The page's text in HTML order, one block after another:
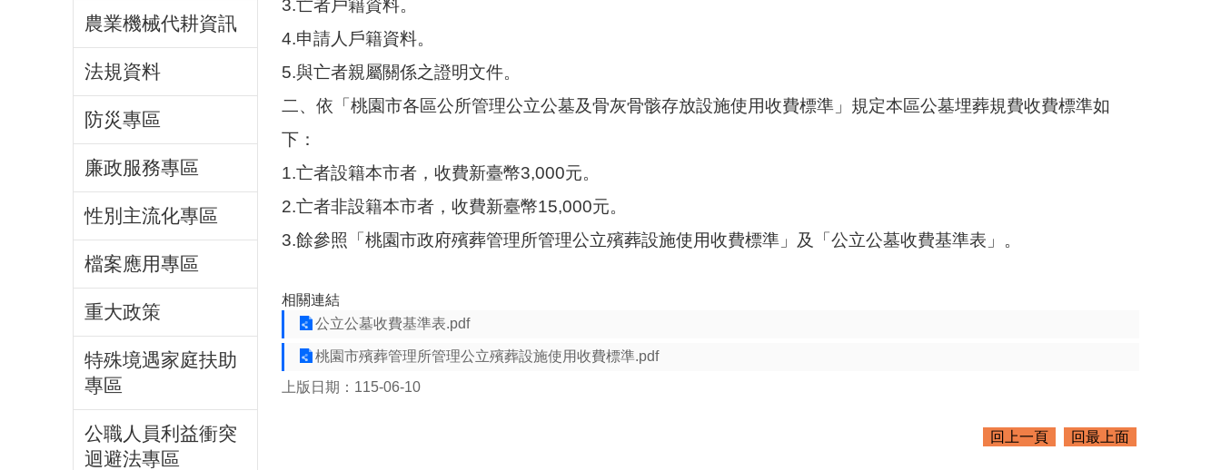
農業機械代耕資訊
法規資料
防災專區
廉政服務專區
性別主流化專區
檔案應用專區
重大政策
特殊境遇家庭扶助
專區
公職人員利益衝突
迴避法專區
3.亡者戶籍資料。
4.申請人戶籍資料。
5.與亡者親屬關係之證明文件。
二、依「桃園市各區公所管理公立公墓及骨灰骨骸存放設施使用收費標準」規定本區公墓埋葬規費收費標準如
下：
1.亡者設籍本市者，收費新臺幣3,000元。
2.亡者非設籍本市者，收費新臺幣15,000元。
3.餘參照「桃園市政府殯葬管理所管理公立殯葬設施使用收費標準」及「公立公墓收費基準表」。
相關連結
公立公墓收費基準表.pdf
桃園市殯葬管理所管理公立殯葬設施使用收費標準.pdf
上版日期：115-06-10
回上一頁 回最上面